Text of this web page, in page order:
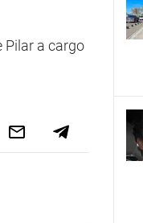
Pilar a cargo